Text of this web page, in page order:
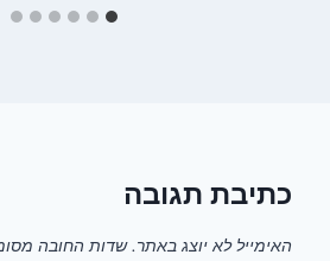
כתיבת תגובה
האימייל לא יוצג באתר. שדות החובה